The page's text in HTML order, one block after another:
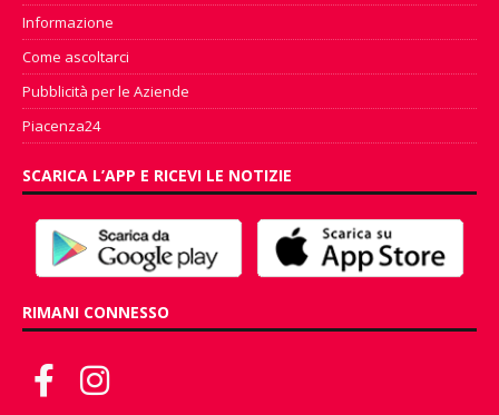
Informazione
Come ascoltarci
Pubblicità per le Aziende
Piacenza24
SCARICA L’APP E RICEVI LE NOTIZIE
RIMANI CONNESSO